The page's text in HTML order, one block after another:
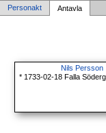
Personakt Antavla
Nils Persson
* 1733-02-18 Falla